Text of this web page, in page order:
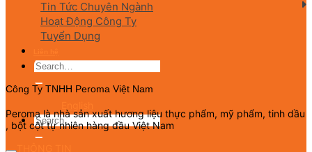
Tin Tức Chuyên Ngành
Hoạt Động Công Ty
Tuyển Dụng
Công Ty TNHH Peroma Việt Nam
Peroma là nhà sản xuất hương liệu thực phẩm, mỹ phẩm, tinh dầu
, bột cột tự nhiên hàng đầu Việt Nam